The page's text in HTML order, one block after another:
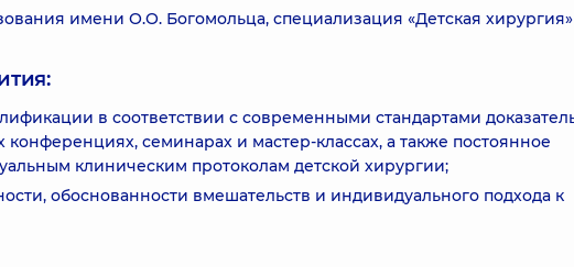
имени О.О. Богомольца, специализация «Детская хирургия»
в соответствии с современными стандартами
семинарах и мастер-классах, а также постоянное
клиническим протоколам детской хирургии;
обоснованности вмешательств и индивидуального подхода к